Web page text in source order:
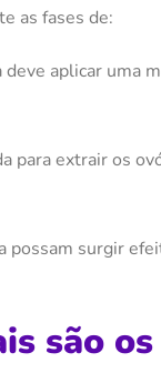
as fases de:
aplicar uma
para extrair os
possam surgir
são